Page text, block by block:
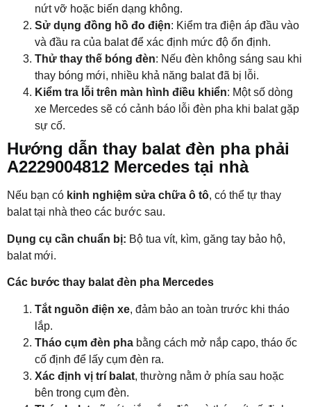
nứt vỡ hoặc biến dạng không.
Sử dụng đồng hồ đo điện: Kiểm tra điện áp đầu vào
và đầu ra của balat để xác định mức độ ổn định.
Thử thay thế bóng đèn: Nếu đèn không sáng sau khi
thay bóng mới, nhiều khả năng balat đã bị lỗi.
Kiểm tra lỗi trên màn hình điều khiển: Một số dòng
xe Mercedes sẽ có cảnh báo lỗi đèn pha khi balat gặp
sự cố.
Hướng dẫn thay balat đèn pha phải
A2229004812 Mercedes tại nhà
Nếu bạn có kinh nghiệm sửa chữa ô tô, có thể tự thay
balat tại nhà theo các bước sau.
Dụng cụ cần chuẩn bị: Bộ tua vít, kìm, găng tay bảo hộ,
balat mới.
Các bước thay balat đèn pha Mercedes
Tắt nguồn điện xe, đảm bảo an toàn trước khi tháo
lắp.
Tháo cụm đèn pha bằng cách mở nắp capo, tháo ốc
cố định để lấy cụm đèn ra.
Xác định vị trí balat, thường nằm ở phía sau hoặc
bên trong cụm đèn.